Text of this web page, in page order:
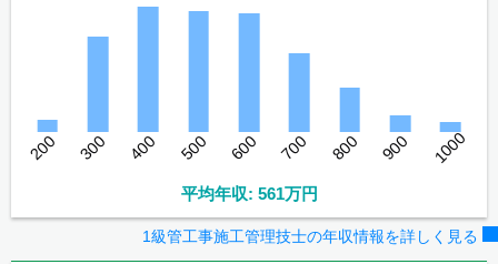
200 300 400 500 600 700 800 900 1000
平均年収: 561万円
1級管工事施工管理技士の年収情報を詳しく見る